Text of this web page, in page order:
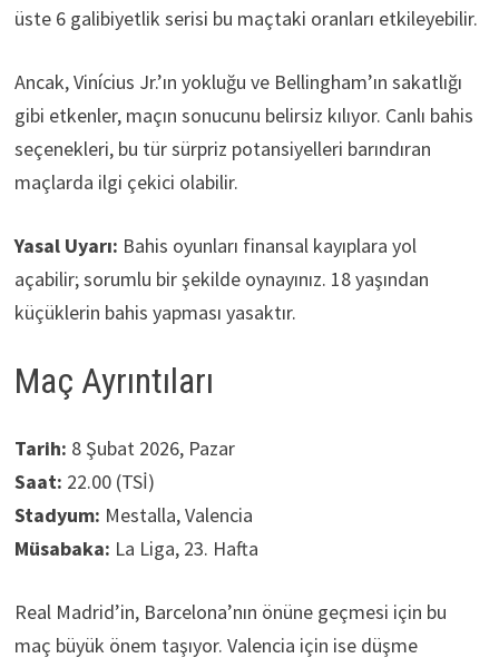
üste 6 galibiyetlik serisi bu maçtaki oranları etkileyebilir.
Ancak, Vinícius Jr.’ın yokluğu ve Bellingham’ın sakatlığı
gibi etkenler, maçın sonucunu belirsiz kılıyor. Canlı bahis
seçenekleri, bu tür sürpriz potansiyelleri barındıran
maçlarda ilgi çekici olabilir.
Yasal Uyarı: Bahis oyunları finansal kayıplara yol
açabilir; sorumlu bir şekilde oynayınız. 18 yaşından
küçüklerin bahis yapması yasaktır.
Maç Ayrıntıları
Tarih: 8 Şubat 2026, Pazar
Saat: 22.00 (TSİ)
Stadyum: Mestalla, Valencia
Müsabaka: La Liga, 23. Hafta
Real Madrid’in, Barcelona’nın önüne geçmesi için bu
maç büyük önem taşıyor. Valencia için ise düşme